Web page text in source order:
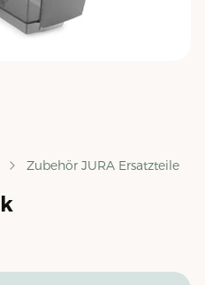
Zubehör JURA Ersatzteile